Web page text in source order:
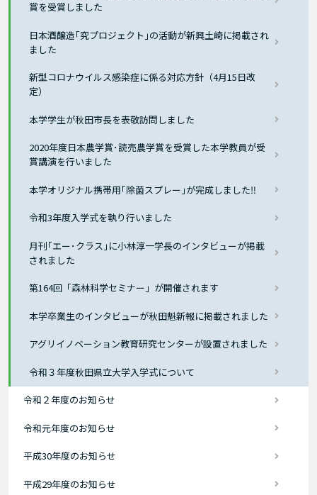
賞を受賞しました
日本酒醸造｢究プロジェクト｣の活動が新興土崎に掲載され
ました
新型コロナウイルス感染症に係る対応方針（4月15日改
定）
本学学生が秋田市長を表敬訪問しました
2020年度日本農学賞･読売農学賞を受賞した本学教員が受
賞講演を行いました
本学オリジナル携帯用｢除菌スプレー｣が完成しました‼
令和3年度入学式を執り行いました
月刊｢エー･クラス｣に小林淳一学長のインタビューが掲載
されました
第164回「森林科学セミナー」が開催されます
本学卒業生のインタビューが秋田魁新報に掲載されました
アグリイノベーション教育研究センターが設置されました
令和３年度秋田県立大学入学式について
令和２年度のお知らせ
令和元年度のお知らせ
平成30年度のお知らせ
平成29年度のお知らせ